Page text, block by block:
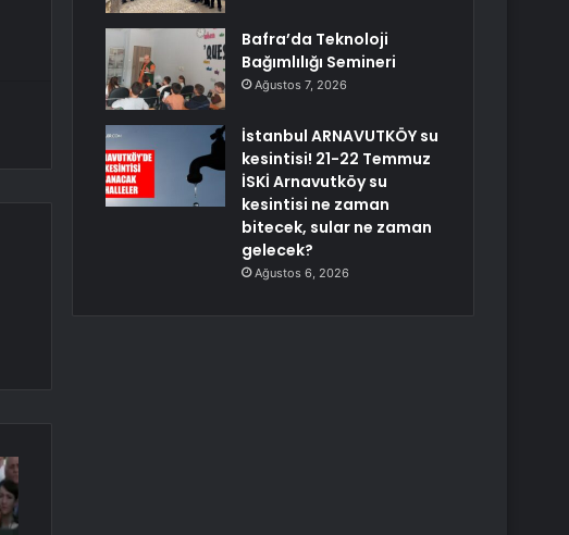
Bafra’da Teknoloji
Bağımlılığı Semineri
Ağustos 7, 2026
İstanbul ARNAVUTKÖY su
kesintisi! 21-22 Temmuz
İSKİ Arnavutköy su
kesintisi ne zaman
bitecek, sular ne zaman
gelecek?
Ağustos 6, 2026